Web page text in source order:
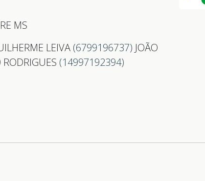
MS
LEIVA (6799196737) JOÃO
(14997192394)